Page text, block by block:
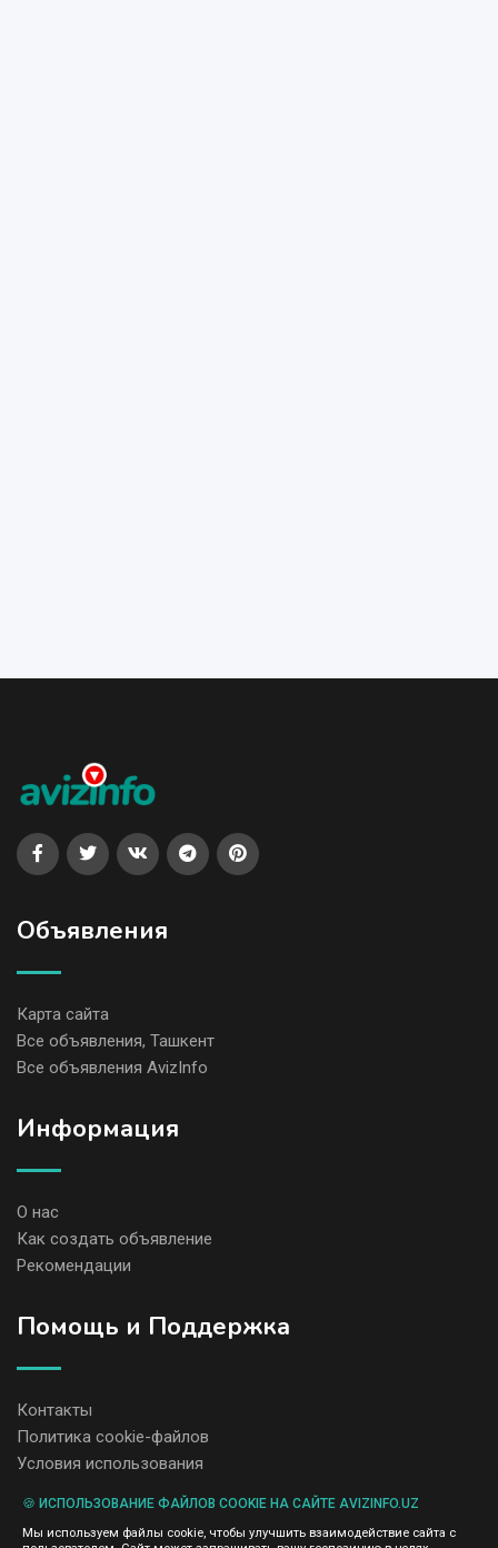
Объявления
Карта сайта
Все объявления, Ташкент
Все объявления AvizInfo
Информация
О нас
Как создать объявление
Рекомендации
Помощь и Поддержка
Контакты
Политика cookie-файлов
Условия использования
содержание размещенных объявлений.
🍪 ИСПОЛЬЗОВАНИЕ ФАЙЛОВ COOKIE НА САЙТЕ AVIZINFO.UZ
Мы используем файлы cookie, чтобы улучшить взаимодействие сайта с